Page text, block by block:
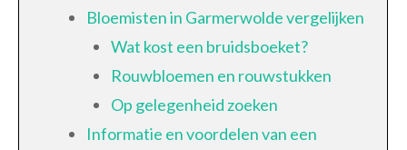
Bloemisten in Garmerwolde vergelijken
Wat kost een bruidsboeket?
Rouwbloemen en rouwstukken
Op gelegenheid zoeken
Informatie en voordelen van een